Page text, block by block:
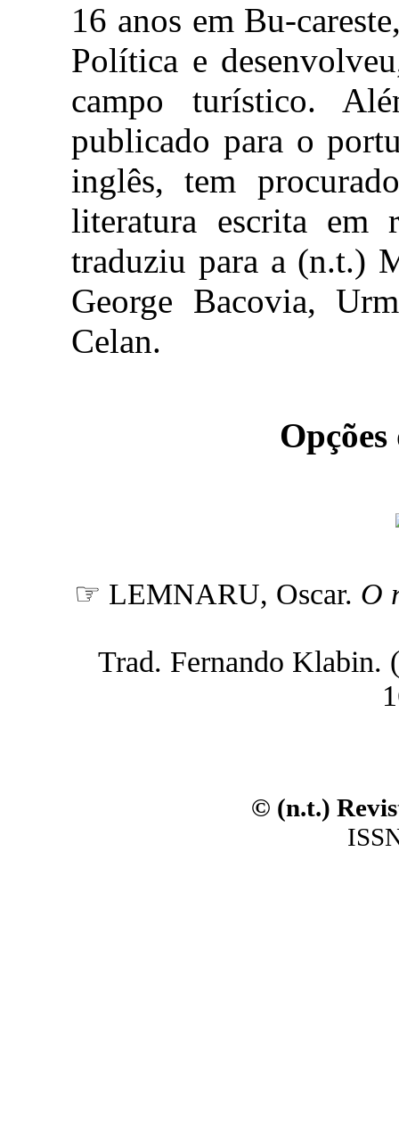
16 anos em Bu-
Política e
campo turístico.
publicado para o
inglês, tem
literatura escrita em
traduziu para a (n.t.)
George Bacovia,
Celan.
☞ LEMNARU, Oscar. O
Trad. Fernando Klabin.
© (n.t.)